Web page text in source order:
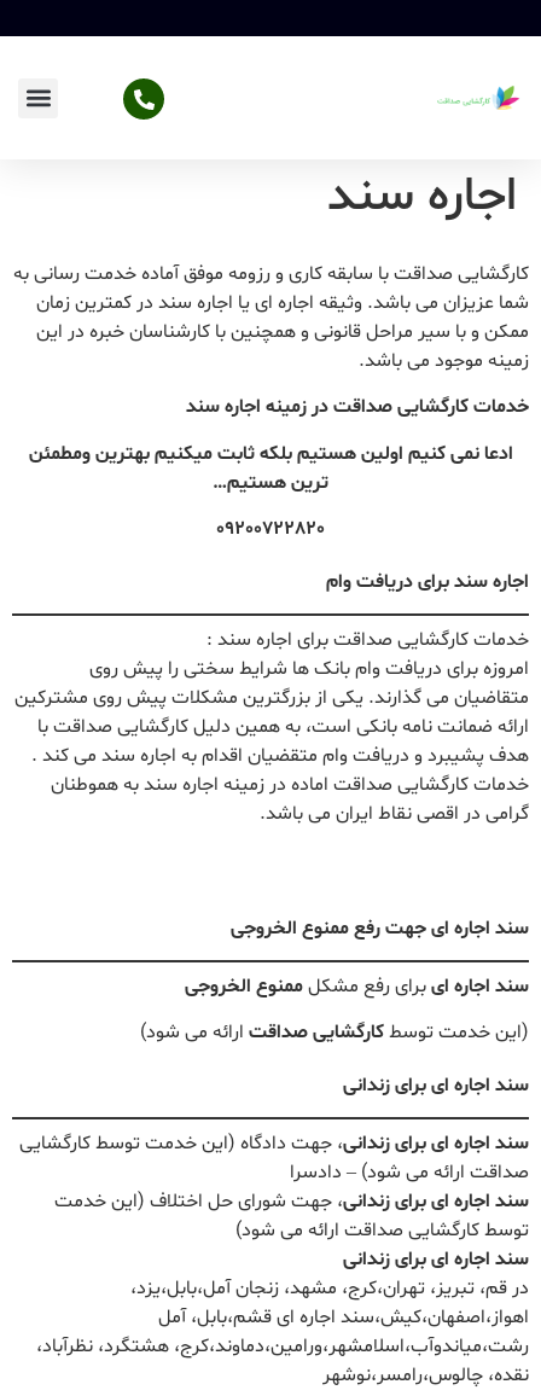
اجاره سند
کارگشایی صداقت با سابقه کاری و رزومه موفق آماده خدمت رسانی به
شما عزیزان می باشد. وثیقه اجاره ای یا اجاره سند در کمترین زمان
ممکن و با سیر مراحل قانونی و همچنین با کارشناسان خبره در این
زمینه موجود می باشد.
خدمات کارگشایی صداقت در زمینه اجاره سند
ادعا نمی کنیم اولین هستیم بلکه ثابت میکنیم بهترین ومطمئن
ترین هستیم…
09200722820
اجاره سند برای دریافت وام
خدمات کارگشایی صداقت برای اجاره سند :
امروزه برای دریافت وام بانک ها شرایط سختی را پیش روی
متقاضیان می گذارند. یکی از بزرگترین مشکلات پیش روی مشترکین
ارائه ضمانت نامه بانکی است، به همین دلیل کارگشایی صداقت با
هدف پشیبرد و دریافت وام متقضیان اقدام به اجاره سند می کند .
خدمات کارگشایی صداقت اماده در زمینه اجاره سند به هموطنان
گرامی در اقصی نقاط ایران می باشد.
سند اجاره ای جهت رفع ممنوع الخروجی
سند اجاره ایبرای رفع مشکلممنوع الخروجی
(این خدمت توسطکارگشایی صداقت ارائه می شود)
سند اجاره ای برای زندانی
سند اجاره ای برای زندانی، جهت دادگاه (این خدمت توسط کارگشایی
صداقت ارائه می شود) – دادسرا
سند اجاره ای برای زندانی، جهت شورای حل اختلاف (این خدمت
توسط کارگشایی صداقت ارائه می شود)
سند اجاره ای برای زندانی
در قم، تبریز، تهران،کرج، مشهد، زنجان آمل،بابل،یزد،
اهواز،اصفهان،کیش،سند اجاره ای قشم،بابل، آمل
رشت،میاندوآب،اسلامشهر،ورامین،دماوند،کرج، هشتگرد، نظرآباد،
نقده، چالوس،رامسر،نوشهر